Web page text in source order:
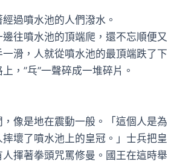
過噴水池的人們潑水。
往噴水池的頂端爬，還不忘順便又
滑，人就從噴水池的最頂端跌了下
，”乓”一聲碎成一堆碎片。
像是地在震動一般。「這個人是為
壞了噴水池上的皇冠。」士兵把皇
揮著拳頭咒罵修曼。國王在這時舉